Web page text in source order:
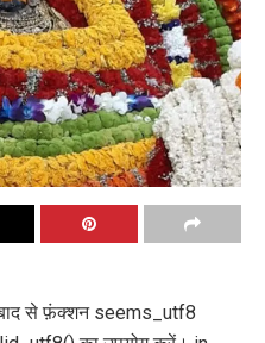
से फ़ंक्शन seems_utf8